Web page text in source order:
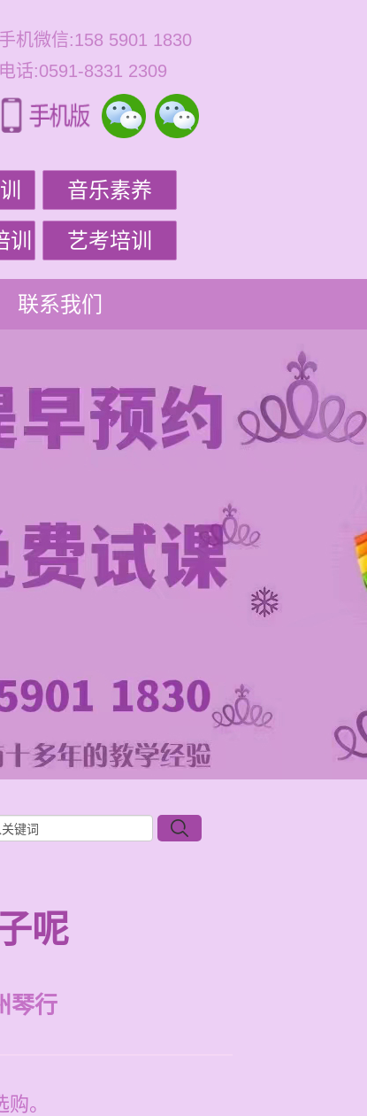
手机微信:158 5901 1830
电话:0591-8331 2309
音乐素养
艺考培训
联系我们
呢
琴行
。